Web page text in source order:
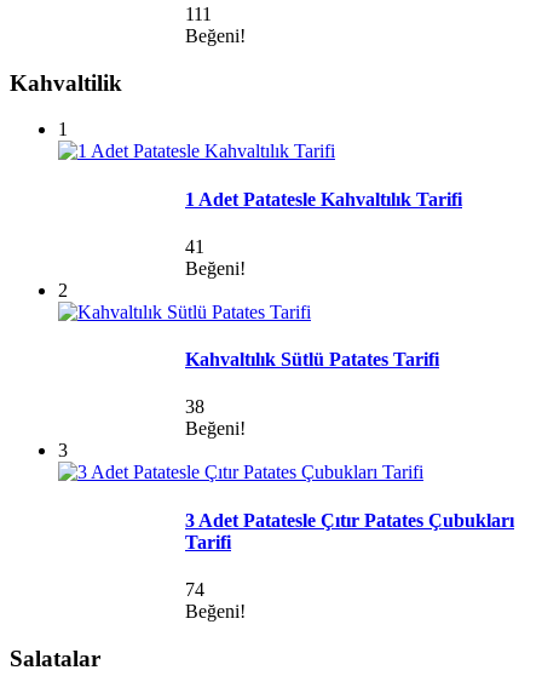
111
Beğeni!
Kahvaltilik
1
1 Adet Patatesle Kahvaltılık Tarifi
41
Beğeni!
2
Kahvaltılık Sütlü Patates Tarifi
38
Beğeni!
3
3 Adet Patatesle Çıtır Patates Çubukları
Tarifi
74
Beğeni!
Salatalar